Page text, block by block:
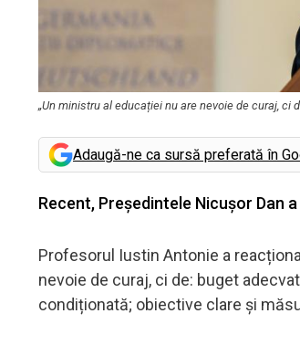
„Un ministru al educației nu are nevoie de curaj, ci
Adaugă-ne ca sursă preferată în
Recent, Președintele Nicușor Dan
Profesorul Iustin Antonie a
nevoie de curaj, ci de: buget
condiționată; obiective clare și